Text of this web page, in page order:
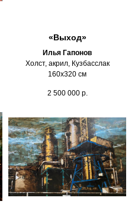
«Выход»
Илья Гапонов
Холст, акрил, Кузбасслак
160х320 см
2 500 000 р.